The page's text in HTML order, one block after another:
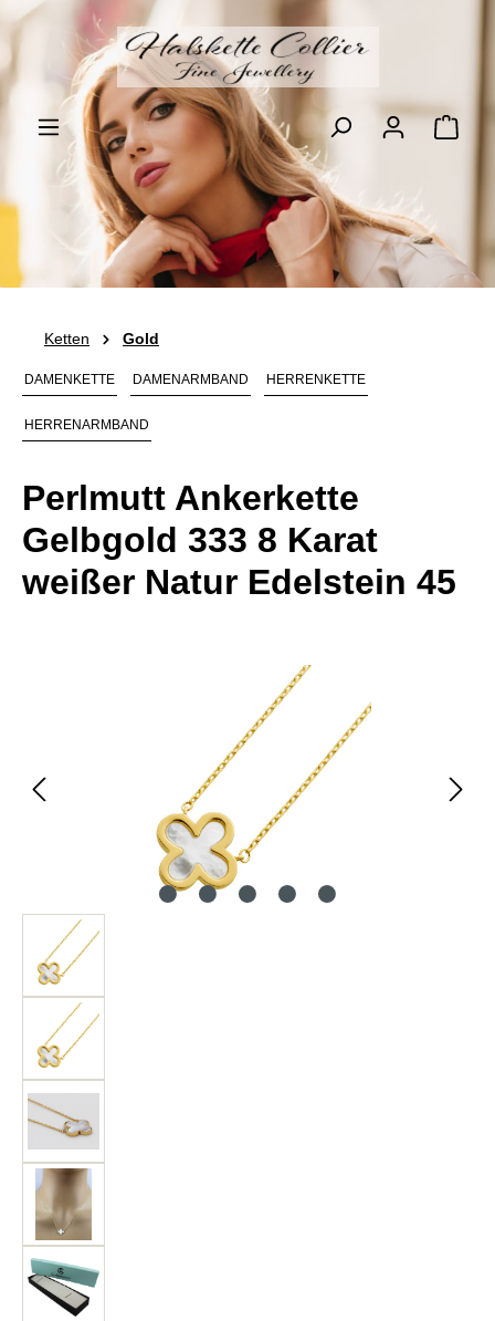
Zum Hauptinhalt springen
Ketten Gold
DAMENKETTE DAMENARMBAND HERRENKETTE
HERRENARMBAND
Perlmutt Ankerkette
Gelbgold 333 8 Karat
weißer Natur Edelstein 45